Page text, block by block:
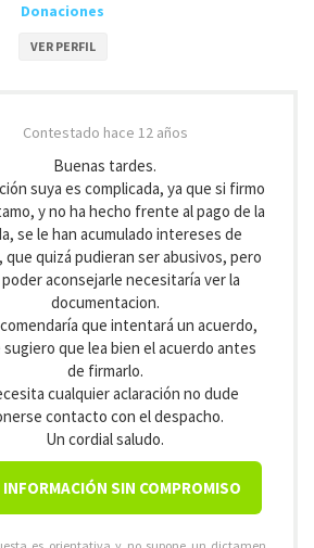
Donaciones
VER PERFIL
Contestado hace 12 años
Buenas tardes.
suya es complicada, ya que si firmo
y no ha hecho frente al pago de la
se le han acumulado intereses de
que quizá pudieran ser abusivos, pero
aconsejarle necesitaría ver la
documentacion.
que intentará un acuerdo,
que lea bien el acuerdo antes
de firmarlo.
cualquier aclaración no dude
contacto con el despacho.
Un cordial saludo.
INFORMACIÓN SIN COMPROMISO